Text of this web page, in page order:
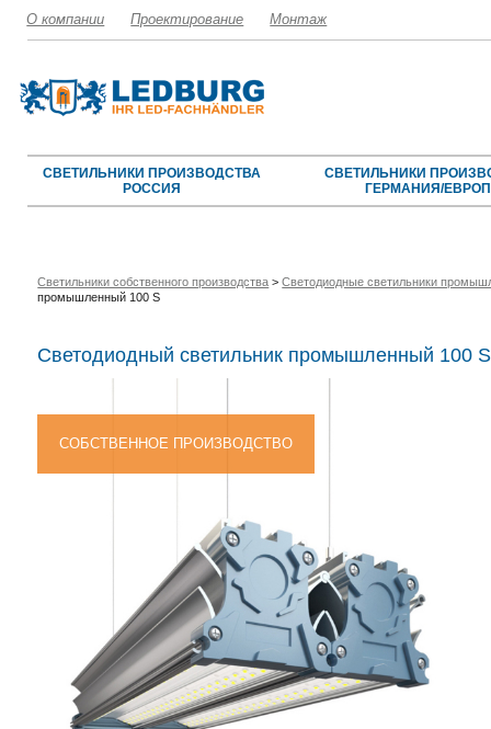
О компании Проектирование Монтаж
СВЕТИЛЬНИКИ ПРОИЗВОДСТВА
РОССИЯ
СВЕТИЛЬНИКИ
ГЕРМАНИЯ/
Cветильники собственного производства >Светодиодные светильники
промышленный 100 S
Светодиодный светильник промышленный 100 S
СОБСТВЕННОЕ ПРОИЗВОДСТВО